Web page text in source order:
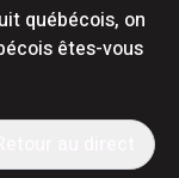
québécois, on
êtes-vous